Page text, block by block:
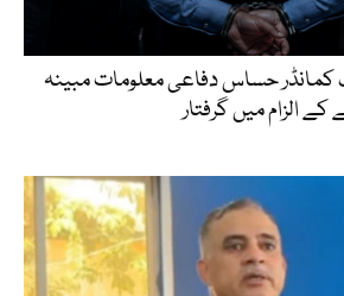
کمانڈر حساس دفاعی معلومات مبینہ
کے الزام میں گرفتار